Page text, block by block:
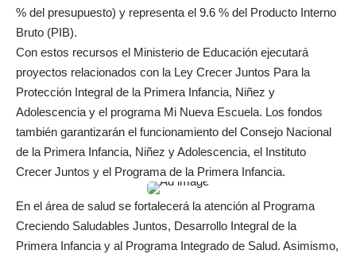
% del presupuesto) y representa el 9.6 % del Producto Interno
Bruto (PIB).
Con estos recursos el Ministerio de Educación ejecutará
proyectos relacionados con la Ley Crecer Juntos Para la
Protección Integral de la Primera Infancia, Niñez y
Adolescencia y el programa Mi Nueva Escuela. Los fondos
también garantizarán el funcionamiento del Consejo Nacional
de la Primera Infancia, Niñez y Adolescencia, el Instituto
Crecer Juntos y el Programa de la Primera Infancia.
En el área de salud se fortalecerá la atención al Programa
Creciendo Saludables Juntos, Desarrollo Integral de la
Primera Infancia y al Programa Integrado de Salud. Asimismo,